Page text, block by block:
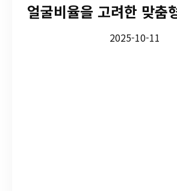
얼굴비율을 고려한 맞춤
2025-10-11